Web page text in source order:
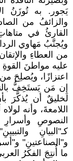
يَجور. به تُوزَنُ
والزائفُ من
القارئُ في
ويُجنَّبُ مَهاوي
من العطاءِ
عليه مواطنَ
اعتزازًا، ويُصلِحَ من
إن مَن يَستَخِفُّ
لَخليقٌ أن يُذكَّرَ
اللامعةَ، وأنه
النصوصِ وأسرارِ
كـ"البيانِ
و"الصناعتينِ"
ما أُنتِجَ الفكرُ